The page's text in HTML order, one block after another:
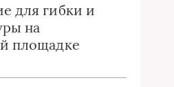
для гибки и
на
площадке